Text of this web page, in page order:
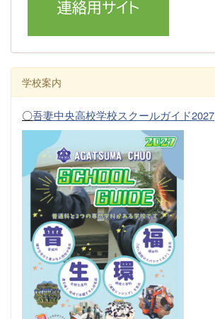
学校案内
〇吾妻中央高校学校スクールガイド2027